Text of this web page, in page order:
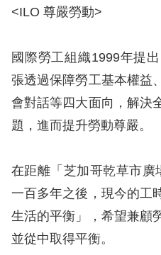
訴
人
權
料
庫
無
障
礙
捷
<ILO 尊嚴勞動>
國際勞工組織1999年提
張透過保障勞工基本權益
會對話等四大面向，解決
題，進而提升勞動尊嚴。
在距離「芝加哥乾草市廣
一百多年之後，現今的工
生活的平衡」，希望兼顧
並從中取得平衡。